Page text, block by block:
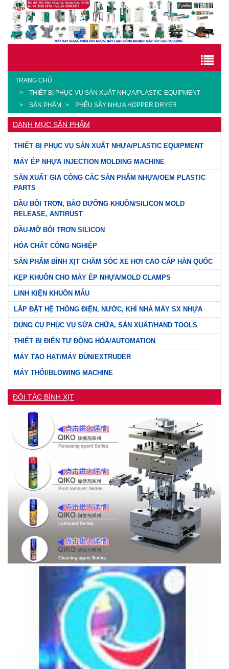
TRANG CHỦ
THIẾT BỊ PHỤC VỤ SẢN XUẤT NHỰA/PLASTIC EQUIPMENT
SẢN PHẨM
PHỄU SẤY NHỰA HOPPER DRYER
DANH MỤC SẢN PHẨM
THIẾT BỊ PHỤC VỤ SẢN XUẤT NHỰA/PLASTIC EQUIPMENT
MÁY ÉP NHỰA INJECTION MOLDING MACHINE
SẢN XUẤT GIA CÔNG CÁC SẢN PHẨM NHỰA/OEM PLASTIC
PARTS
DẦU BÔI TRƠN, BẢO DƯỠNG KHUÔN/SILICON MOLD
RELEASE, ANTIRUST
DẦU-MỠ BÔI TRƠN SILICON
HÓA CHẤT CÔNG NGHIỆP
SẢN PHẨM BÌNH XỊT CHĂM SÓC XE HƠI CAO CẤP HÀN QUỐC
KẸP KHUÔN CHO MÁY ÉP NHỰA/MOLD CLAMPS
LINH KIỆN KHUÔN MẪU
LẮP ĐẶT HỆ THỐNG ĐIỆN, NƯỚC, KHÍ NHÀ MÁY SX NHỰA
DỤNG CỤ PHỤC VỤ SỬA CHỮA, SẢN XUẤT/HAND TOOLS
THIẾT BỊ ĐIỆN TỰ ĐỘNG HÓA/AUTOMATION
MÁY TẠO HẠT/MÁY ĐÙN/EXTRUDER
MÁY THỔI/BLOWING MACHINE
ĐỐI TÁC BÌNH XỊT